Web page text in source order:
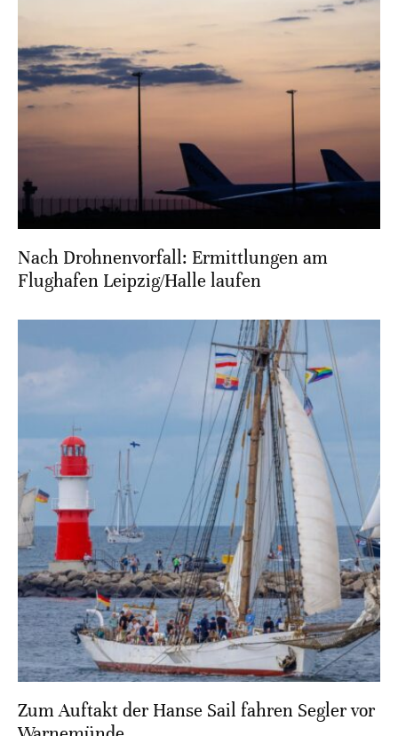
Nach Drohnenvorfall: Ermittlungen am
Flughafen Leipzig/Halle laufen
Zum Auftakt der Hanse Sail fahren Segler vor